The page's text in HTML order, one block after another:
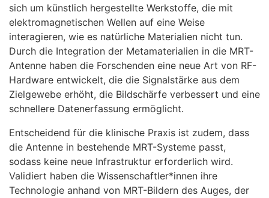
sich um künstlich hergestellte Werkstoffe, die mit
elektromagnetischen Wellen auf eine Weise
interagieren, wie es natürliche Materialien nicht tun.
Durch die Integration der Metamaterialien in die MRT-
Antenne haben die Forschenden eine neue Art von RF-
Hardware entwickelt, die die Signalstärke aus dem
Zielgewebe erhöht, die Bildschärfe verbessert und eine
schnellere Datenerfassung ermöglicht.
Entscheidend für die klinische Praxis ist zudem, dass
die Antenne in bestehende MRT-Systeme passt,
sodass keine neue Infrastruktur erforderlich wird.
Validiert haben die Wissenschaftler*innen ihre
Technologie anhand von MRT-Bildern des Auges, der